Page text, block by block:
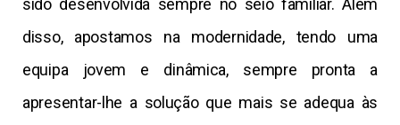
sido desenvolvida sempre no seio familiar. Além
disso, apostamos na modernidade, tendo uma
equipa jovem e dinâmica, sempre pronta a
apresentar-lhe a solução que mais se adequa às